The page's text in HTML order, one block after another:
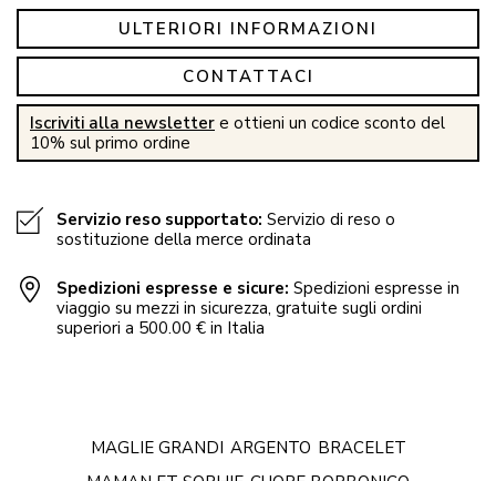
ULTERIORI INFORMAZIONI
CONTATTACI
Iscriviti alla newsletter e ottieni un codice sconto del
10% sul primo ordine
Servizio reso supportato: Servizio di reso o
sostituzione della merce ordinata
Spedizioni espresse e sicure: Spedizioni espresse in
viaggio su mezzi in sicurezza, gratuite sugli ordini
superiori a 500.00 € in Italia
MAGLIE GRANDI ARGENTO BRACELET